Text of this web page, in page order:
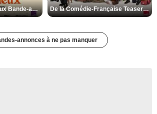
Les Matins merveilleux Bande-annonce VF De la Comédie-Française Teaser VF
annonces à ne pas manquer